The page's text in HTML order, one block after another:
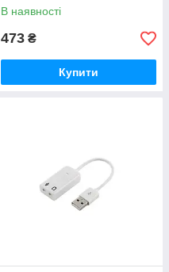
В наявності
473 ₴
Купити